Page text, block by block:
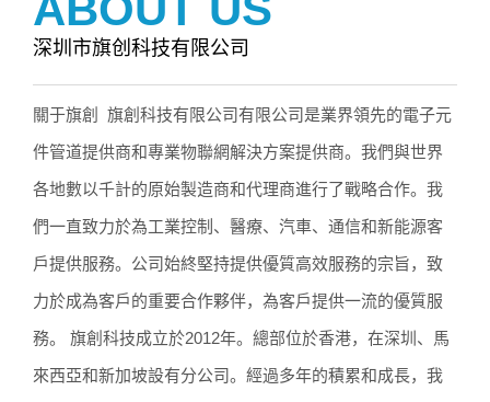
深圳市旗创科技有限公司
關于旗創 旗創科技有限公司有限公司是業界領先的電子元
件管道提供商和專業物聯網解決方案提供商。我們與世界
各地數以千計的原始製造商和代理商進行了戰略合作。我
們一直致力於為工業控制、醫療、汽車、通信和新能源客
戶提供服務。公司始終堅持提供優質高效服務的宗旨，致
力於成為客戶的重要合作夥伴，為客戶提供一流的優質服
務。 旗創科技成立於2012年。總部位於香港，在深圳、馬
來西亞和新加坡設有分公司。經過多年的積累和成長，我